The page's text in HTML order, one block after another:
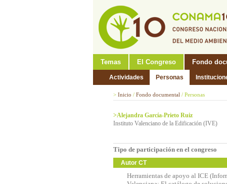
Temas El Congreso Fondo
Actividades Personas
> Inicio / Fondo documental / Personas
>Alejandra García-Prieto Ruiz
Instituto Valenciano de la Edificación (IVE)
Tipo de participación en el congreso
Autor CT
Herramientas de apoyo al ICE